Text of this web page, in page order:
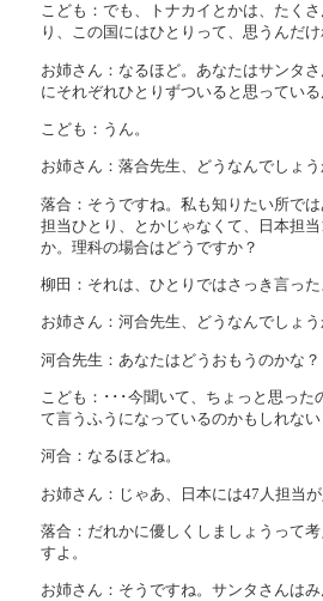
こども：でも、トナカイとかは、たく
り、この国にはひとりって、思うんだけ
お姉さん：なるほど。あなたはサンタ
にそれぞれひとりずついると思っている
こども：うん。
お姉さん：落合先生、どうなんでしょう
落合：そうですね。私も知りたい所で
担当ひとり、とかじゃなくて、日本担
か。理科の場合はどうですか？
柳田：それは、ひとりではさっき言っ
お姉さん：河合先生、どうなんでしょう
河合先生：あなたはどうおもうのかな？
こども：･･･今聞いて、ちょっと思っ
て言うふうになっているのかもしれない
河合：なるほどね。
お姉さん：じゃあ、日本には47人担当
落合：だれかに優しくしましょうって
すよ。
お姉さん：そうですね。サンタさんは